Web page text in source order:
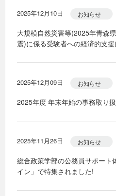
2025年12月10日 お知らせ
大規模自然災害等(2025年青森
震)に係る受験者への経済的支
2025年12月09日 お知らせ
2025年度 年末年始の事務取り
2025年11月26日 お知らせ
総合政策学部の公務員サポート
イン」で特集されました!